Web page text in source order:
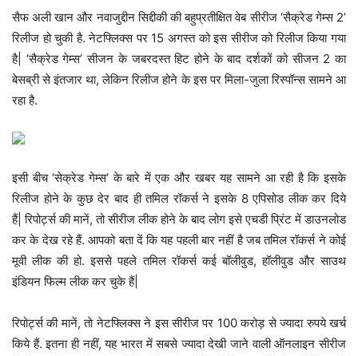
सैफ अली खान और नवाजुद्दीन सिद्दीकी की बहुप्रतीक्षित वेब सीरीज ‘सैक्रेड गेम्स 2’
रिलीज हो चुकी है. नेटफ्लिक्स पर 15 अगस्त को इस सीरीज को रिलीज किया गया
है| ‘सैक्रेड गेम्स’ सीजन के जबरदस्त हिट होने के बाद दर्शकों को सीजन 2 का
बेसब्री से इंतजार था, लेकिन रिलीज होने के इस पर मिला-जुला रिस्पॉन्स सामने आ
रहा है.
इसी बीच ‘सेक्रेड गेम्स’ के बारे में एक और खबर यह सामने आ रही है कि इसके
रिलीज होने के कुछ देर बाद ही तमिल रॉकर्स ने इसके 8 एपिसोड लीक कर दिये
हैं| रिपोर्ट्स की मानें, तो सीरीज लीक होने के बाद लोग इसे एचडी प्रिंट में डाउनलोड
कर के देख रहे हैं. आपको बता दें कि यह पहली बार नहीं है जब तमिल रॉकर्स ने कोई
मूवी लीक की हो. इससे पहले तमिल रॉकर्स कई बॉलीवुड, हॉलीवुड और साउथ
इंडियन फिल्म लीक कर चुके हैं|
रिपोर्ट्स की मानें, ताे नेटफ्लिक्स ने इस सीरीज पर 100 करोड़ से ज्यादा रुपये खर्च
किये हैं. इतना ही नहीं, यह भारत में सबसे ज्यादा देखी जाने वाली ऑनलाइन सीरीज